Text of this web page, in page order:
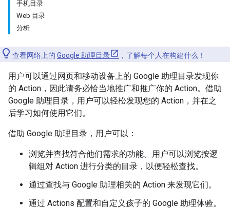
手机目录
Web 目录
分析
查看网络上的 Google 助理目录 ，了解每个人在构建什么！
用户可以通过网页和移动设备上的 Google 助理目录发现你
的 Action，因此请务必恰当地推广和推广你的 Action。借助
Google 助理目录，用户可以轻松发现您的 Action，并在之
后学习如何使用它们。
借助 Google 助理目录，用户可以：
浏览并查找符合他们需求的功能。用户可以浏览按逻
辑组对 Action 进行分类的目录，以便轻松查找。
通过查找与 Google 助理相关的 Action 来发现它们。
通过 Actions 配置和自定义孩子的 Google 助理体验。